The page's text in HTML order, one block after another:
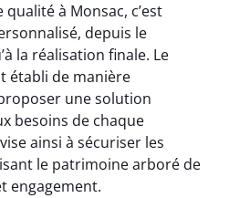
à Monsac, c’est
depuis le
la réalisation finale. Le
établi de manière
une solution
besoins de chaque
ainsi à sécuriser les
le patrimoine arboré de
engagement.